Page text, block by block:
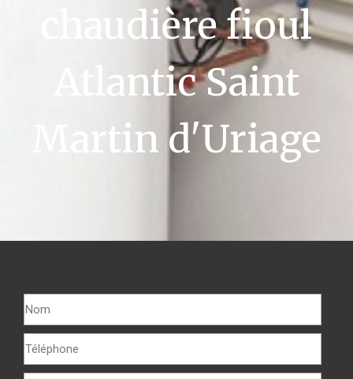
chaudière fioul
Atlantic Saint
Martin d'Uriage